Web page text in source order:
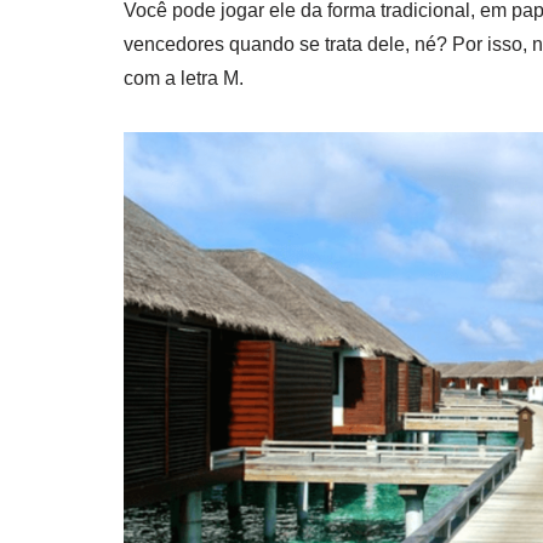
Você pode jogar ele da forma tradicional, em
vencedores quando se trata dele, né? Por isso,
com a letra M.